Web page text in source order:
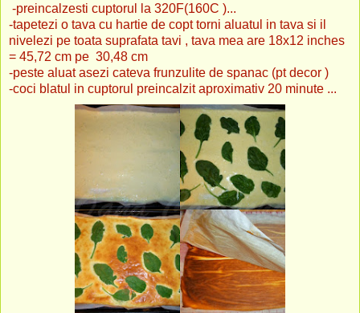
-preincalzesti cuptorul la 320F(160C )...
-tapetezi o tava cu hartie de copt torni aluatul in tava si il
nivelezi pe toata suprafata tavi , tava mea are 18x12 inches
= 45,72 cm pe 30,48 cm
-peste aluat asezi cateva frunzulite de spanac (pt decor )
-coci blatul in cuptorul preincalzit aproximativ 20 minute ...